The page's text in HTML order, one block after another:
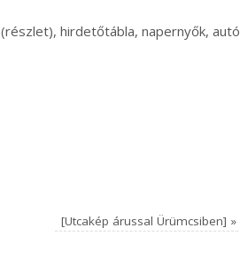
hirdetőtábla, napernyők, autó
[Utcakép árussal Ürümcsiben] »